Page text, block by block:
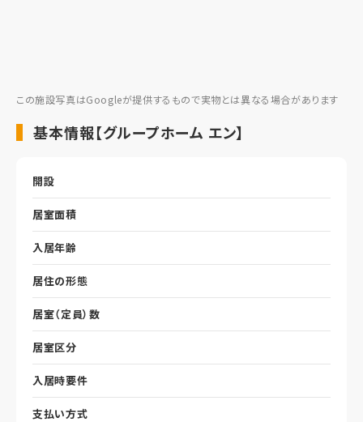
この施設写真はGoogleが提供するもので実物とは異なる場合があります
基本情報【グループホーム エン】
開設
居室面積
入居年齢
居住の形態
居室（定員）数
居室区分
入居時要件
支払い方式